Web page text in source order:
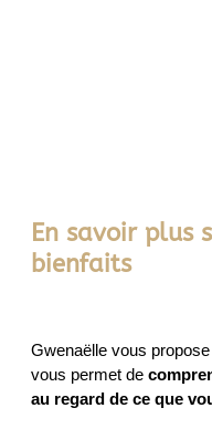
En savoir plus
bienfaits
Gwenaëlle vous
vous permet de
au regard de ce que